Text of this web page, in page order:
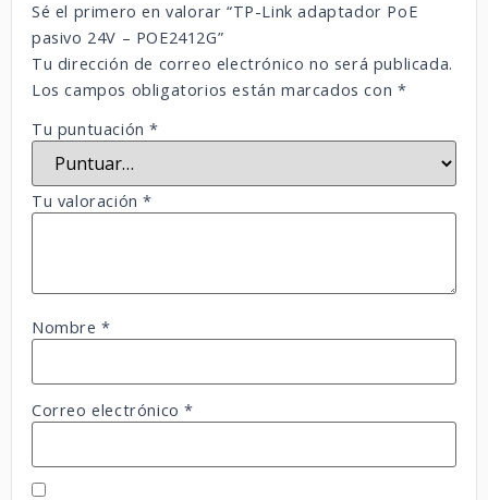
Sé el primero en valorar “TP-Link adaptador PoE
pasivo 24V – POE2412G”
Tu dirección de correo electrónico no será publicada.
Los campos obligatorios están marcados con *
Tu puntuación*
Tu valoración*
Nombre*
Correo electrónico*